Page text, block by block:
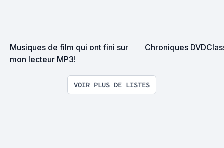
Musiques de film qui ont fini sur
mon lecteur MP3!
Chroniques
VOIR PLUS DE LISTES